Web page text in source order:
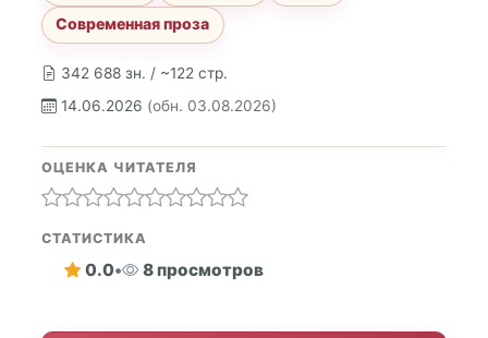
342 688 зн. / ~122 стр.
14.06.2026 (обн. 03.08.2026)
Современная проза
ОЦЕНКА ЧИТАТЕЛЯ
СТАТИСТИКА
0.0• 8 просмотров